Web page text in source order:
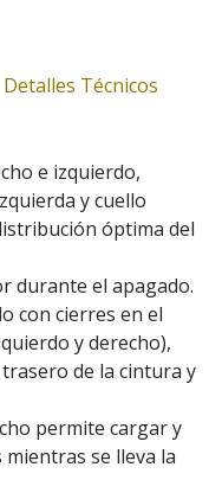
Detalles Técnicos
e izquierdo,
y cuello
óptima del
durante el apagado.
con cierres en el
y derecho),
de la cintura y
permite cargar y
se lleva la